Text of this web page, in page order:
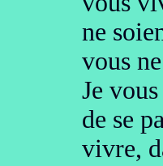
ne
vous
Je
de se
vivre,